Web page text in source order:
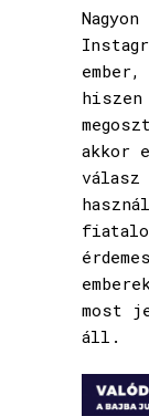
akkor
válasz
most
áll.